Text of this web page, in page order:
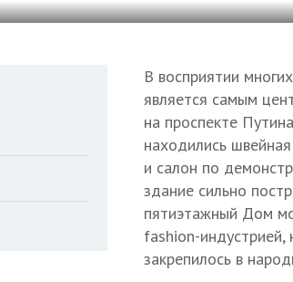
В восприятии
является самым
на проспекте
находились
и салон по
здание сильно
пятиэтажный Дом
fashion-индустрией,
закрепилось в